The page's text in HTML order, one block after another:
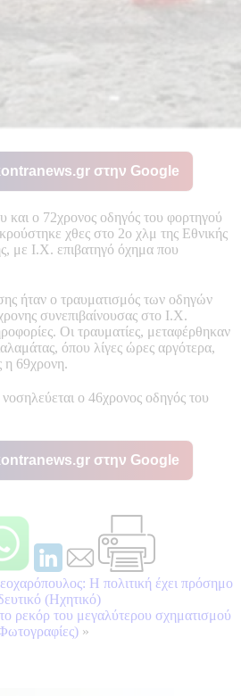
στην Google
ο 72χρονος οδηγός του φορτηγού
χθες στο 2ο χλμ της Εθνικής
Ι.Χ. επιβατηγό όχημα που
ήταν ο τραυματισμός των οδηγών
συνεπιβαίνουσας στο Ι.Χ.
Οι τραυματίες, μεταφέρθηκαν
όπου λίγες ώρες αργότερα,
η 69χρονη.
ο 46χρονος οδηγός του
στην Google
Η πολιτική έχει πρόσημο
(Ηχητικό)
ρεκόρ του μεγαλύτερου σχηματισμού
»